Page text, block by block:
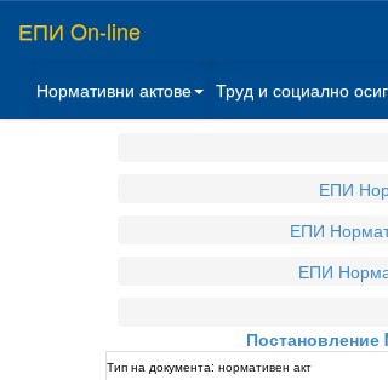
ЕПИ On-line
Нормативни актове Труд и социално
ЕПИ
ЕПИ
ЕПИ
Постановление
Тип на документа: нормативен акт